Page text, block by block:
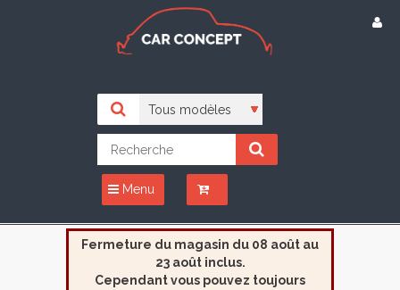
Menu
Fermeture du magasin du 08 août au
23 août inclus.
Cependant vous pouvez toujours